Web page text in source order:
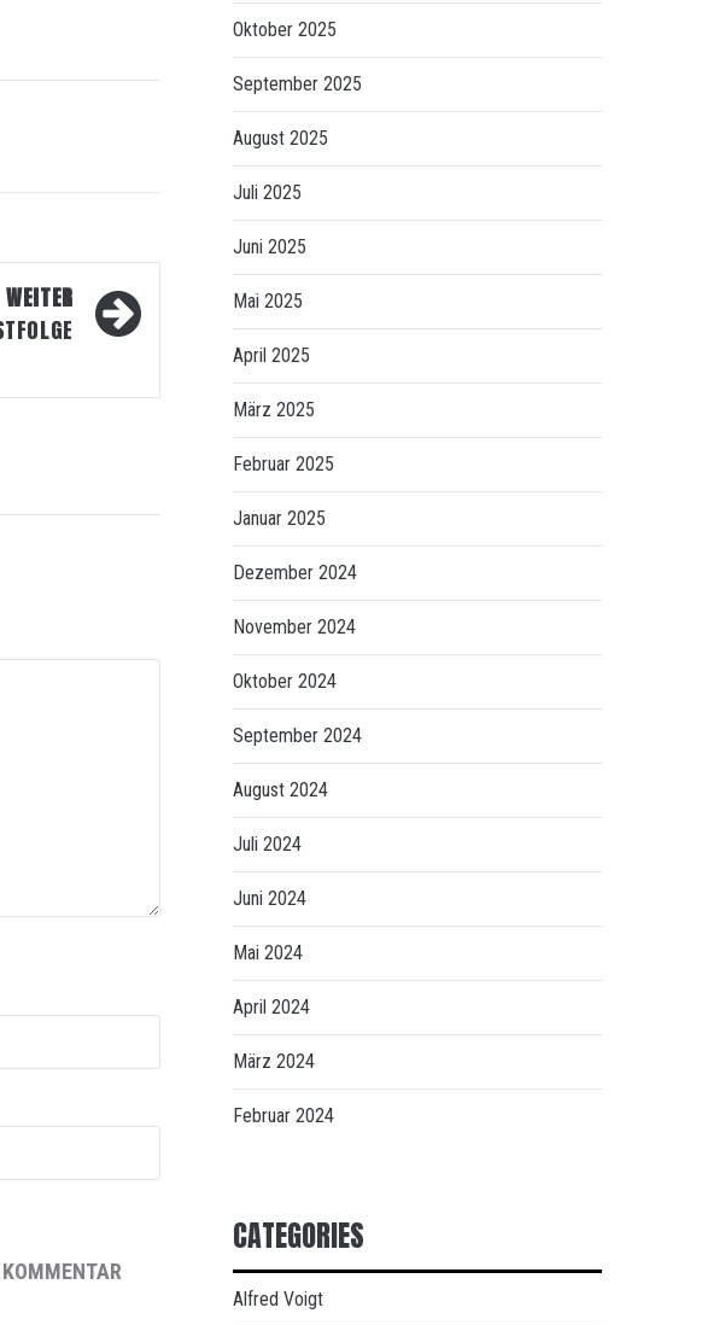
WEITER
Oktober 2025
September 2025
August 2025
Juli 2025
Juni 2025
Mai 2025
April 2025
März 2025
Februar 2025
Januar 2025
Dezember 2024
November 2024
Oktober 2024
September 2024
August 2024
Juli 2024
Juni 2024
Mai 2024
April 2024
März 2024
Februar 2024
CATEGORIES
Alfred Voigt